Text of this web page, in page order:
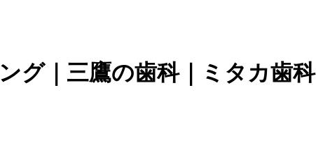
グ｜三鷹の歯科｜ミタカ歯科